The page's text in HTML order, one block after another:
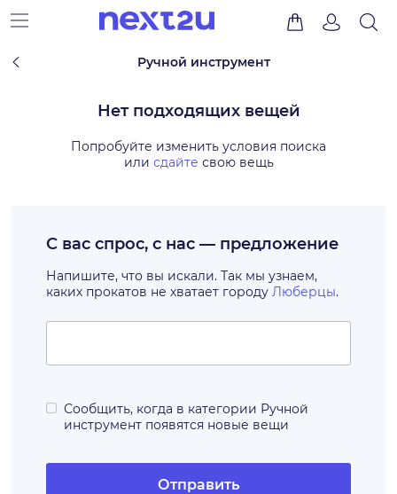
Ручной инструмент
Нет подходящих вещей
Попробуйте изменить условия поиска
или сдайте свою вещь
С вас спрос, с нас — предложение
Напишите, что вы искали. Так мы узнаем,
каких прокатов не хватает городу Люберцы.
Сообщить, когда в категории Ручной
инструмент появятся новые вещи
Отправить